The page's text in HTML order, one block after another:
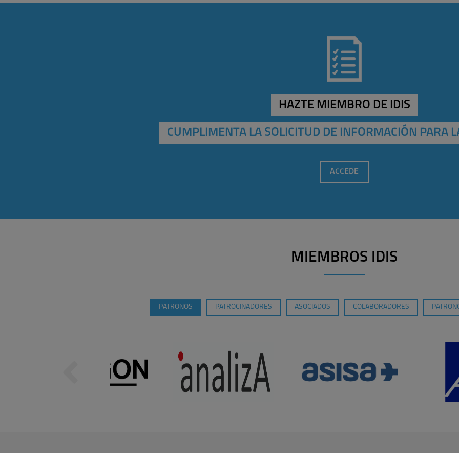
HAZTE MIEMBRO DE IDIS
CUMPLIMENTA LA SOLICITUD DE INFORMACIÓN PARA
ACCEDE
MIEMBROS IDIS
PATRONOS PATROCINADORES ASOCIADOS COLABORADORES